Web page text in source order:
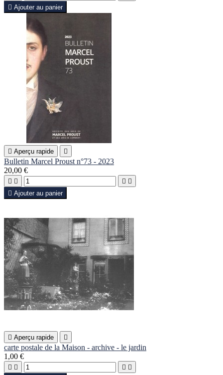
 Ajouter au panier
 Aperçu rapide 
Bulletin Marcel Proust n°73 - 2023
20,00 €
   
 Ajouter au panier
 Aperçu rapide 
carte postale de la Maison - archive - le jardin
1,00 €
   